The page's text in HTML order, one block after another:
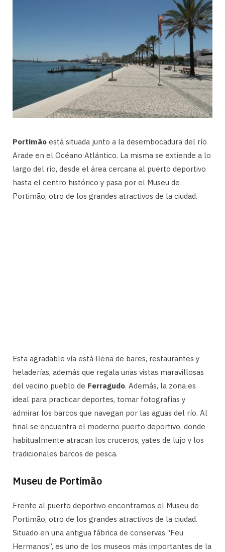
Portimão está situada junto a la desembocadura del río
Arade en el Océano Atlántico. La misma se extiende a lo
largo del río, desde el área cercana al puerto deportivo
hasta el centro histórico y pasa por el Museu de
Portimão, otro de los grandes atractivos de la ciudad.
Esta agradable vía está llena de bares, restaurantes y
heladerías, además que regala unas vistas maravillosas
del vecino pueblo de Ferragudo. Además, la zona es
ideal para practicar deportes, tomar fotografías y
admirar los barcos que navegan por las aguas del río. Al
final se encuentra el moderno puerto deportivo, donde
habitualmente atracan los cruceros, yates de lujo y los
tradicionales barcos de pesca.
Museu de Portimão
Frente al puerto deportivo encontramos el Museu de
Portimão, otro de los grandes atractivos de la ciudad.
Situado en una antigua fábrica de conservas “Feu
Hermanos”, es uno de los museos más importantes de la